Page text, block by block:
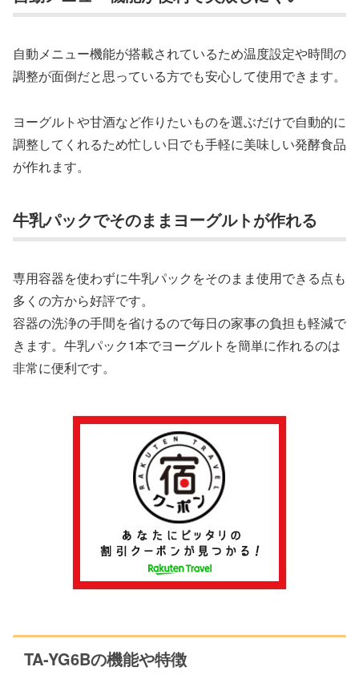
自動メニュー機能が搭載されているため温度設定や時間の
調整が面倒だと思っている方でも安心して使用できます。
ヨーグルトや甘酒など作りたいものを選ぶだけで自動的に
調整してくれるため忙しい日でも手軽に美味しい発酵食品
が作れます。
牛乳パックでそのままヨーグルトが作れる
専用容器を使わずに牛乳パックをそのまま使用できる点も
多くの方から好評です。
容器の洗浄の手間を省けるので毎日の家事の負担も軽減で
きます。牛乳パック1本でヨーグルトを簡単に作れるのは
非常に便利です。
‎TA-YG6Bの機能や特徴